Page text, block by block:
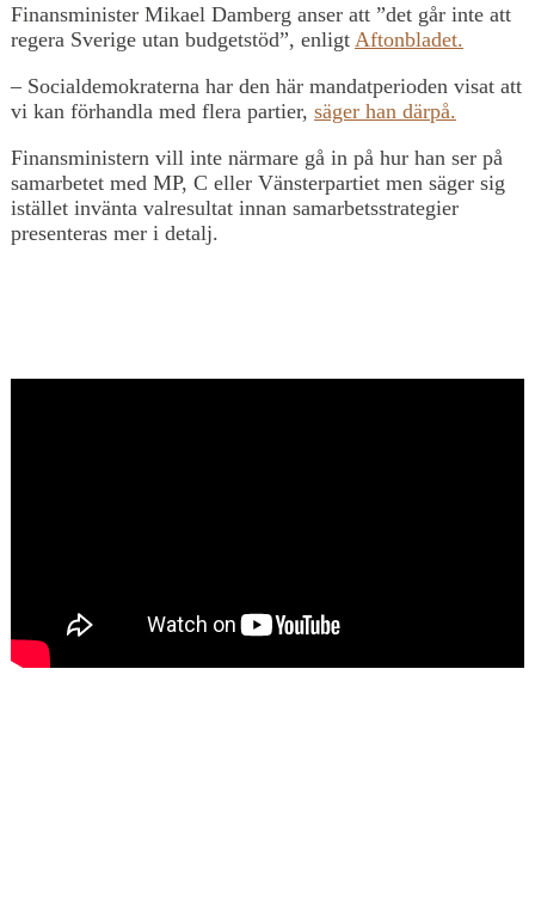
Finansminister Mikael Damberg anser att ”det går inte att
regera Sverige utan budgetstöd”, enligt Aftonbladet.
– Socialdemokraterna har den här mandatperioden visat att
vi kan förhandla med flera partier, säger han därpå.
Finansministern vill inte närmare gå in på hur han ser på
samarbetet med MP, C eller Vänsterpartiet men säger sig
istället invänta valresultat innan samarbetsstrategier
presenteras mer i detalj.